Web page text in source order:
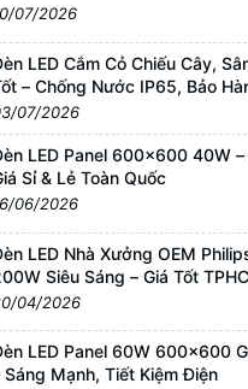
07/2026
LED Cắm Cỏ Chiếu Cây,
– Chống Nước IP65, Bảo
07/2026
LED Panel 600x600 40W
Sỉ & Lẻ Toàn Quốc
06/2026
LED Nhà Xưởng OEM
Siêu Sáng – Giá Tốt
Năm
04/2026
LED Panel 60W 600x600
Sáng Mạnh, Tiết Kiệm Điện